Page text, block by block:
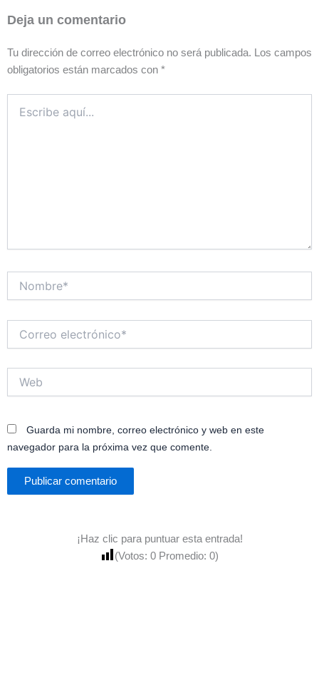
Deja un comentario
Tu dirección de correo electrónico no será publicada.
Los campos
obligatorios están marcados con *
aquí...
electrónico*
Guarda mi nombre, correo electrónico y web en este
navegador para la próxima vez que comente.
¡Haz clic para puntuar esta entrada!
(Votos: 0 Promedio: 0)